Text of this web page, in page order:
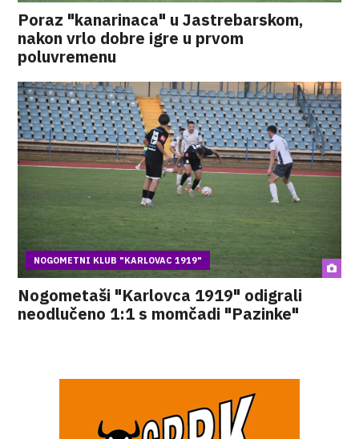
Poraz "kanarinaca" u Jastrebarskom,
nakon vrlo dobre igre u prvom
poluvremenu
NOGOMETNI KLUB "KARLOVAC 1919"
Nogometaši "Karlovca 1919" odigrali
neodlučeno 1:1 s momčadi "Pazinke"